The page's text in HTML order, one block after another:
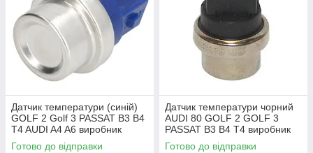
Датчик температури (синій)
GOLF 2 Golf 3 PASSAT B3 B4
T4 AUDI A4 A6 виробник
Topran Німеччина
Готово до відправки
Датчик температури чорний
AUDI 80 GOLF 2 GOLF 3
PASSAT B3 B4 T4 виробник
TOPRAN Німеччина
Готово до відправки